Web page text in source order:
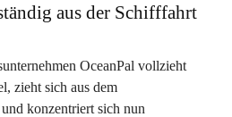
aus der Schifffahrt
OceanPal vollzieht
zieht sich aus dem
konzentriert sich nun